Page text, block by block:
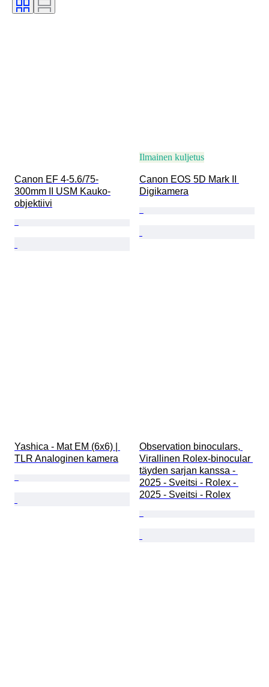
Videonauhurin tyyppi
Canon EF 4-5.6/75-
300mm II USM Kauko-
objektiivi
Ilmainen kuljetus
Canon EOS 5D Mark II
Digikamera
Yashica - Mat EM (6x6) |
TLR Analoginen kamera
Observation binoculars,
Virallinen Rolex-binocular
täyden sarjan kanssa -
2025 - Sveitsi - Rolex -
2025 - Sveitsi - Rolex